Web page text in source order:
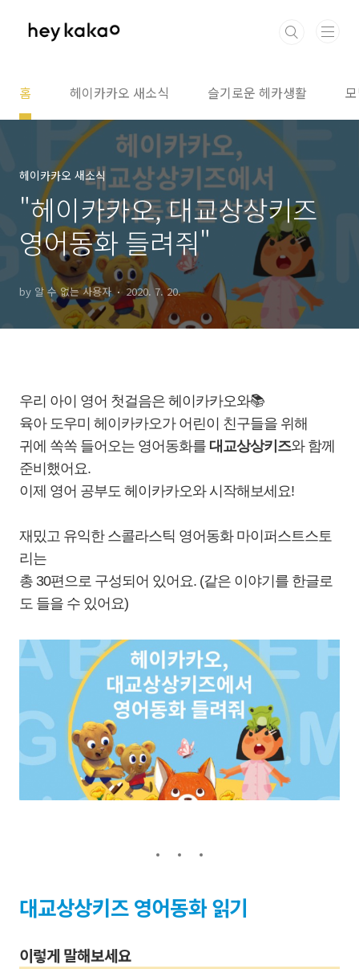
홈 헤이카카오 새소식 슬기로운 헤카생활
헤이카카오 새소식
"헤이카카오, 대교상상키즈
영어동화 들려줘"
by 알 수 없는 사용자 2020. 7. 20.
우리 아이 영어 첫걸음은 헤이카카오와📚
육아 도우미 헤이카카오가 어린이 친구들을 위해
귀에 쏙쏙 들어오는 영어동화를 대교상상키즈와 함께
준비했어요.
이제 영어 공부도 헤이카카오와 시작해보세요!
재밌고 유익한 스콜라스틱 영어동화 마이퍼스트스토
리는
총 30편으로 구성되어 있어요. (같은 이야기를 한글로
도 들을 수 있어요)
대교상상키즈 영어동화 읽기
이렇게 말해보세요